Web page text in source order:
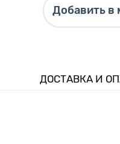
Добавить в
ДОСТАВКА И